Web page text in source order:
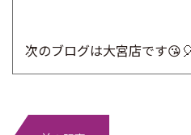
次のブログは大宮店です😘🎈